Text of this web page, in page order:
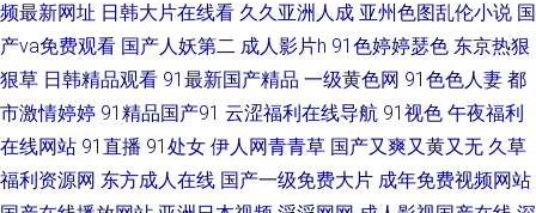
99精品外围视频 日本不卡中文字幕 91刺激在线视频 青娱乐pron 超碰在线免
费公开 日韩女同另类 AV豆花 九一在線觀看 视频一区11 草逼的视频 三级黄
色午夜 91打屁股 成人AⅤ 巨乳福利导航 色色五月激情网 ts人妖视频 精品亚
洲成人传媒 少妇精品9 91色狼网站 豆花视频一区 欧美极品视频 性交一性交
频最新网址 日韩大片在线看 久久亚洲人成 亚州色图乱伦小说 国
产va免费观看 国产人妖第二 成人影片h 91色婷婷瑟色 东京热狠
狠草 日韩精品观看 91最新国产精品 一级黄色网 91色色人妻 都
市激情婷婷 91精品国产91 云涩福利在线导航 91视色 午夜福利
在线网站 91直播 91处女 伊人网青青草 国产又爽又黄又无 久草
福利资源网 东方成人在线 国产一级免费大片 成年免费视频网站